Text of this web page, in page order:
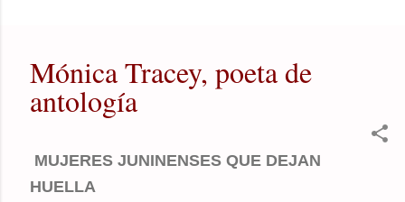
Mónica Tracey, poeta de
antología
MUJERES JUNINENSES QUE DEJAN
HUELLA